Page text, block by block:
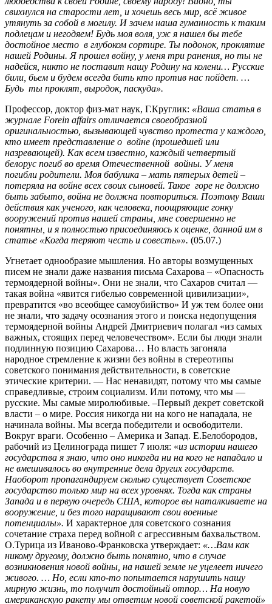
свихнулся на старости лет, и хочешь весь мир, всё живое
утянуть за собой в могилу. И зачем наша гуманность к таким
подлецам и негодяем! Будь моя воля, уж я нашел бы тебе
достойное место в глубоком сортире. Ты подонок, проклятие
нашей Родины. Я прошел войну, у меня три ранения, но ты не
надейся, никто не поставит нашу Родину на колени… Русские
били, бьем и будем всегда бить кто против нас пойдет. …
Будь ты проклят, выродок, паскуда».
Профессор, доктор физ-мат наук, Г.Круглик: «Ваша статья в
журнале Forein affairs отличается своеобразной
оригинальностью, вызывающей чувство протеста у каждого,
кто имеет представление о войне (прошедшей или
назревающей). Как всем известно, каждый четвертый
белорус погиб во время Отечественной войны. У меня
погибли родители. Моя бабушка – мать пятерых детей –
потеряла на войне всех своих сыновей. Такое горе не должно
быть забыто, война не должна повториться. Поэтому Ваши
действия как ученого, как человека, поощряющие гонку
вооружений против нашей страны, мне совершенно не
понятны, и я полностью присоединяюсь коценке, данной им в
статье «Когда теряют честь и совесть»». (05.07.)
Угнетает однообразие мышления. Но авторы возмущенных
писем не знали даже названия письма Сахарова – «Опасность
термоядерной войны». Они не знали, что Сахаров считал —
такая война «явится гибелью современной цивилизации»,
превратится «во всеобщее самоубийство» И уж тем более они
не знали, что задачу осознания этого и поиска недопущения
термоядерной войны Андрей Дмитриевич полагал «из самых
важных, стоящих перед человечеством». Если бы люди знали
подлинную позицию Сахарова… Но власть загоняла
народное стремление к жизни без войны в стереотипы
советского понимания действительности, в советские
этические критерии. — Нас ненавидят, потому что мы самые
справедливые, строим социализм. Или потому, что мы —
русские. Мы самые миролюбивые. –Первый декрет советской
власти – о мире. Россия никогда ни на кого не нападала, не
начинала войны. Мы всегда победители и освободители.
Вокруг враги. Особенно – Америка и Запад. Е.Белобородов,
рабочий из Целинограда пишет 7 июля: «из истории нашего
государства я знаю, что оно никогда ни на кого не нападало и
не вмешивалось во внутренние дела других государств.
Наоборот пропагандируем сколько существует Советское
государство только мир на всех уровнях. Тогда как страны
Запада и в первую очередь США, которое вы наталкиваете на
вооружение, и без того наращивают свои военные
потенциалы». И характерное для советского сознания
сочетание страха перед войной с агрессивным бахвальством.
О.Турица из Иваново-Франковска утверждает: «…Вам как
никому другому, должно быть понятно, что в случае
возникновения новой войны, на нашей земле не уцелеет ничего
живого. … Но, если кто-то попытается нарушить нашу
мирную жизнь, то получит достойный отпор… На новую
американскую ракету мы ответим новой советской ракетой»